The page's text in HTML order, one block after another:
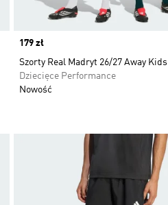
Price
179 zł
Szorty Real Madryt 26/27 Away Kids
Dziecięce Performance
Nowość